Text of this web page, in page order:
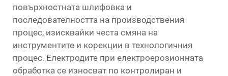
повърхностната шлифовка и
последователността на производствения
процес, изисквайки честа смяна на
инструментите и корекции в технологичния
процес. Електродите при електроерозионната
обработка се износват по контролиран и